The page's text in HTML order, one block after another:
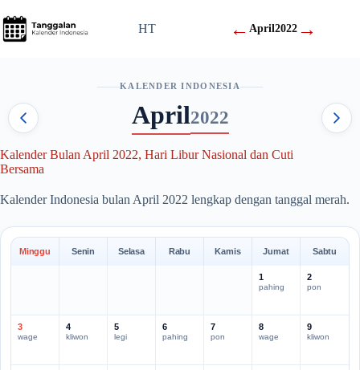
to
content
HT ←April2022 →
KALENDER INDONESIA
April2022
Kalender Bulan April 2022, Hari Libur Nasional dan Cuti
Bersama
Kalender Indonesia bulan April 2022 lengkap dengan tanggal merah.
Minggu Senin Selasa Rabu Kamis Jumat Sabtu
1
pahing
2
pon
3
wage
4
kliwon
5
legi
6
pahing
7
pon
8
wage
9
kliwon